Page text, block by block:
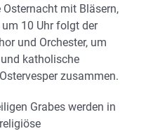
mit Bläsern,
10 Uhr folgt der
und Orchester, um
katholische
zusammen.
Grabes werden in